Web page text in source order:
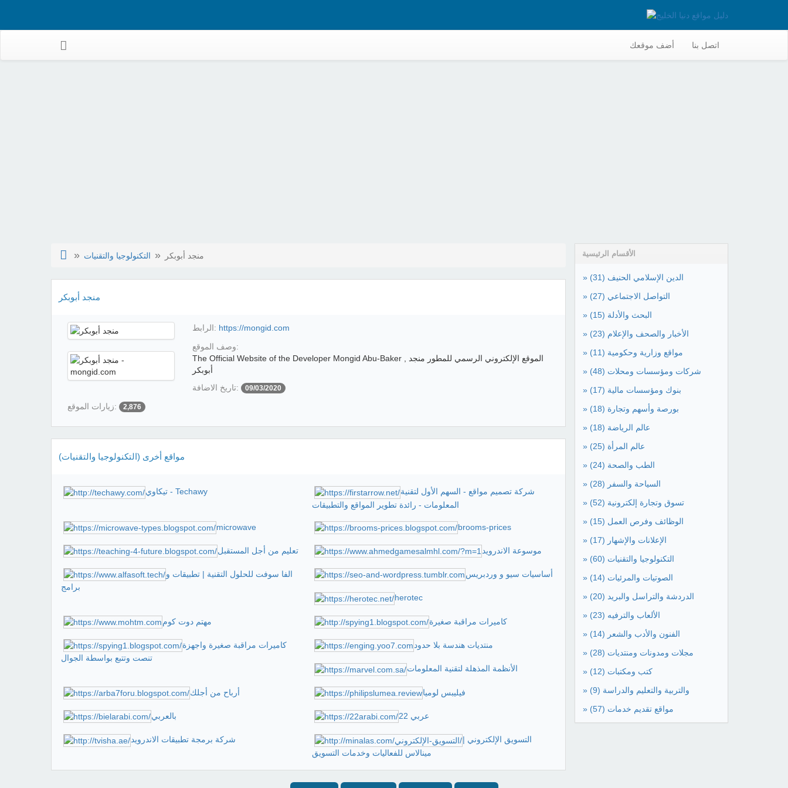
أضف موقعك اتصل بنا
التكنولوجيا والتقنيات منجد أبوبكر
منجد أبوبكر
الرابط: https://mongid.com
وصف الموقع:
The Official Website of the Developer Mongid Abu-Baker , الموقع الإلكتروني الرسمي للمطور منجد
أبوبكر
تاريخ الاضافة:
09/03/2020
زيارات الموقع: 2,876
مواقع أخرى (التكنولوجيا والتقنيات)
تيكاوي - Techawy
شركة تصميم مواقع - السهم الأول لتقنية
المعلومات - رائدة تطوير المواقع والتطبيقات
microwave brooms-prices
تعليم من أجل المستقبل موسوعة الاندرويد
الفا سوفت للحلول التقنية | تطبيقات و
برامج
أساسيات سيو و وردبريس
herotec
مهتم دوت كوم كاميرات مراقبة صغيرة
كاميرات مراقبة صغيرة واجهزة
تنصت وتتبع بواسطة الجوال
منتديات هندسة بلا حدود
الأنظمة المذهلة لتقنية المعلومات
أرباح من أجلك فيليبس لوميا
بالعربي 22 عربي
شركة برمجة تطبيقات الاندرويد
التسويق الإلكتروني |
مينالاس للفعاليات وخدمات التسويق
الأقسام الرئيسية
» الدين الإسلامي الحنيف (31)
» التواصل الاجتماعي (27)
» البحث والأدلة (15)
» الأخبار والصحف والإعلام (23)
» مواقع وزارية وحكومية (11)
» شركات ومؤسسات ومحلات (48)
» بنوك ومؤسسات مالية (17)
» بورصة وأسهم وتجارة (18)
» عالم الرياضة (18)
» عالم المرأة (25)
» الطب والصحة (24)
» السياحة والسفر (28)
» تسوق وتجارة إلكترونية (52)
» الوظائف وفرص العمل (15)
» الإعلانات والإشهار (17)
» التكنولوجيا والتقنيات (60)
» الصوتيات والمرئيات (14)
» الدردشة والتراسل والبريد (20)
» الألعاب والترفيه (23)
» الفنون والأدب والشعر (14)
» مجلات ومدونات ومنتديات (28)
» كتب ومكتبات (12)
» والتربية والتعليم والدراسة (9)
» مواقع تقديم خدمات (57)